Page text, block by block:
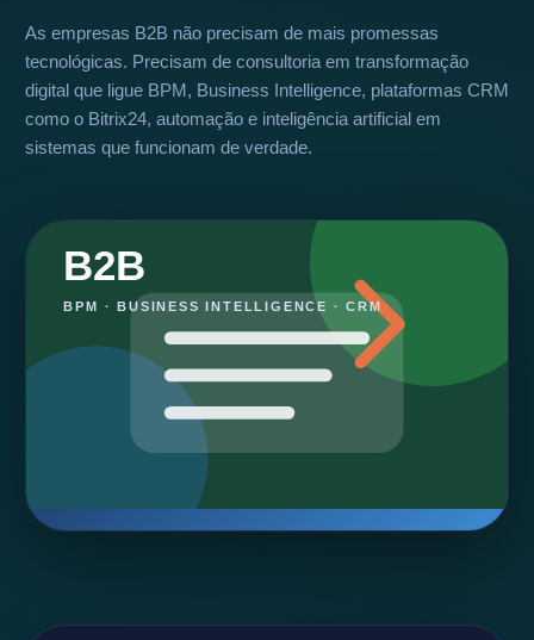
As empresas B2B não precisam de mais promessas
tecnológicas. Precisam de consultoria em transformação
digital que ligue BPM, Business Intelligence, plataformas CRM
como o Bitrix24, automação e inteligência artificial em
sistemas que funcionam de verdade.
B2B
BPM · BUSINESS INTELLIGENCE · CRM